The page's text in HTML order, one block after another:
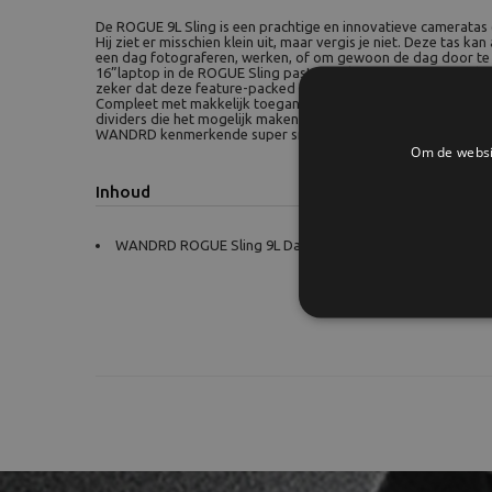
De ROGUE 9L Sling is een prachtige en innovatieve
Hij ziet er misschien klein uit, maar vergis je niet. Deze tas
een dag fotograferen, werken, of om gewoon de dag door te
16”laptop in de ROGUE Sling past? Zoek maar eens een
zeker dat deze feature-packed sling de meest comfortable is
Compleet met makkelijk toegankelijk en uitbreidbaar
dividers die het mogelijk maken de tas compleet naar eigen
WANDRD kenmerkende super snelle toegang tot al je gear,
Inhoud
WANDRD ROGUE Sling 9L Dallol Yellow
Om de